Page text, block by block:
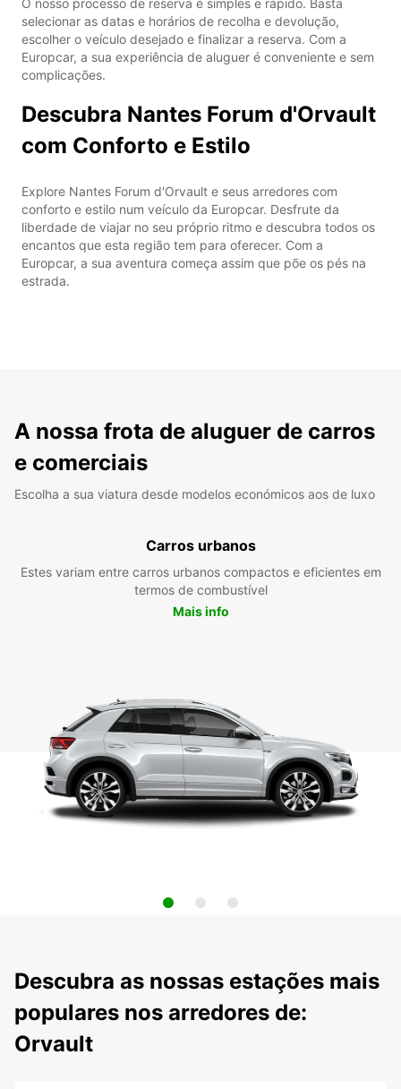
O nosso processo de reserva é simples e rápido. Basta
selecionar as datas e horários de recolha e devolução,
escolher o veículo desejado e finalizar a reserva. Com a
Europcar, a sua experiência de aluguer é conveniente e sem
complicações.
Descubra Nantes Forum d'Orvault
com Conforto e Estilo
Explore Nantes Forum d'Orvault e seus arredores com
conforto e estilo num veículo da Europcar. Desfrute da
liberdade de viajar no seu próprio ritmo e descubra todos os
encantos que esta região tem para oferecer. Com a
Europcar, a sua aventura começa assim que põe os pés na
estrada.
A nossa frota de aluguer de carros
e comerciais
Escolha a sua viatura desde modelos económicos aos de luxo
Carros urbanos
Estes variam entre carros urbanos compactos e eficientes em
termos de combustível
Mais info
Descubra as nossas estações mais
populares nos arredores de:
Orvault